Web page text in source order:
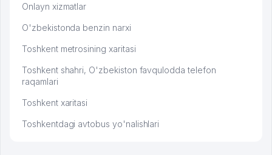
Onlayn xizmatlar
O'zbekistonda benzin narxi
Toshkent metrosining xaritasi
Toshkent shahri, O'zbekiston favqulodda telefon
raqamlari
Toshkent xaritasi
Toshkentdagi avtobus yo'nalishlari